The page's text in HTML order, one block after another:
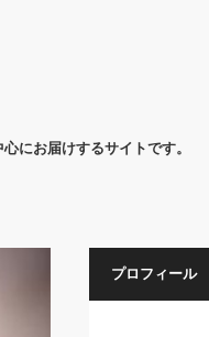
にお届けするサイトです。
プロフィール